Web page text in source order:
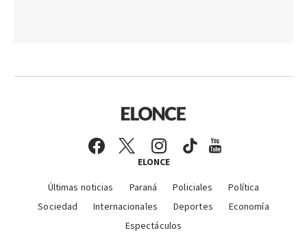
ELONCE
Últimas noticias Paraná Policiales
Política
Sociedad
Internacionales Deportes
Economía
Espectáculos